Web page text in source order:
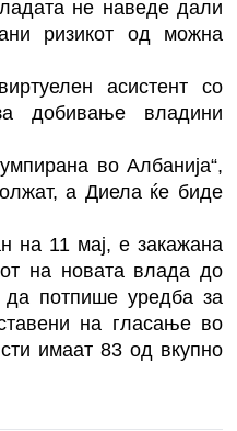
не наведе дали
ризикот од можна
асистент со
добивање владини
во Албанија“,
а Диела ќе биде
на 11 мај, е закажана
на новата влада до
потпише уредба за
на гласање во
имаат 83 од вкупно